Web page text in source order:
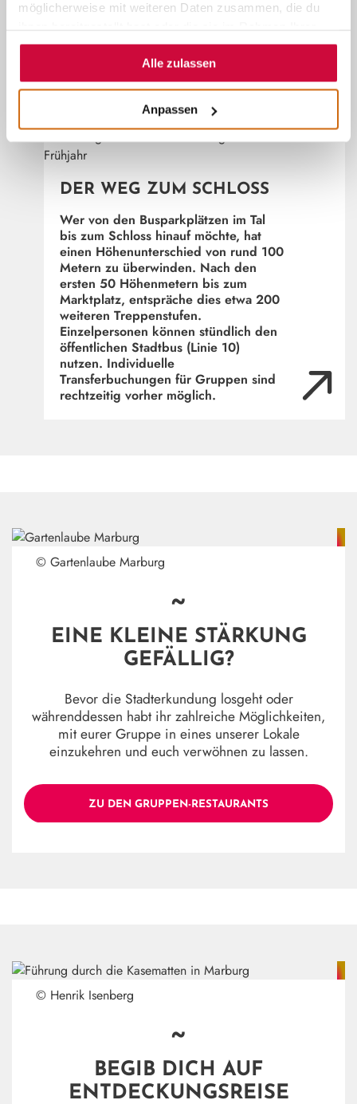
möglicherweise mit weiteren Daten zusammen, die du
Nutzung der Dienste gesammelt haben.
Alle zulassen
Anpassen
zusammen ein Fassungsvermögen von
sind kurz, steil und führen durch
enge, malerische Gässchen, die durch
zahlreiche Treppen unterbrochen
werden.
Mattis Weber
DER WEG ZUM SCHLOSS
Wer von den Busparkplätzen im Tal
bis zum Schloss hinauf möchte, hat
einen Höhenunterschied von rund 100
Metern zu überwinden. Nach den
ersten 50 Höhenmetern bis zum
Marktplatz, entspräche dies etwa 200
weiteren Treppenstufen.
Einzelpersonen können stündlich den
öffentlichen Stadtbus (Linie 10)
nutzen. Individuelle
Transferbuchungen für Gruppen sind
rechtzeitig vorher möglich.
© Gartenlaube Marburg
~
EINE KLEINE STÄRKUNG
GEFÄLLIG?
Bevor die Stadterkundung losgeht oder
währenddessen habt ihr zahlreiche Möglichkeiten,
mit eurer Gruppe in eines unserer Lokale
einzukehren und euch verwöhnen zu lassen.
ZU DEN GRUPPEN-RESTAURANTS
© Henrik Isenberg
~
BEGIB DICH AUF
ENTDECKUNGSREISE